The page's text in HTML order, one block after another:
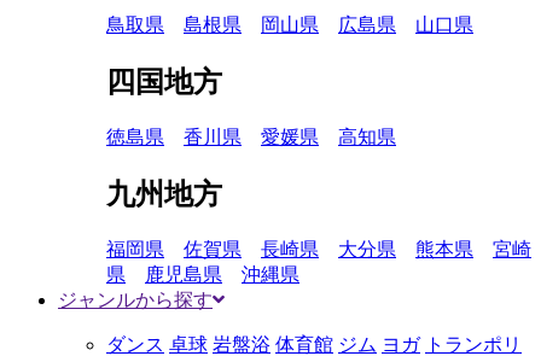
鳥取県 島根県 岡山県 広島県 山口県
四国地方
徳島県 香川県 愛媛県 高知県
九州地方
福岡県 佐賀県 長崎県 大分県 熊本県
宮崎
県
鹿児島県
沖縄県
ジャンルから探す
ダンス 卓球 岩盤浴 体育館 ジム ヨガ トランポリ